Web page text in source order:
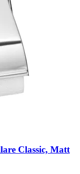
Classic, Matt